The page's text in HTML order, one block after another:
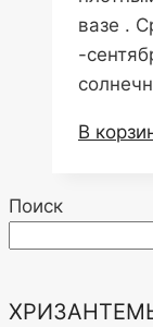
вазе .
-
В
Поиск